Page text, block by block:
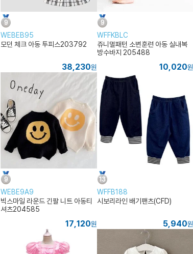
WEBEB95
모던 체크 아동 투피스203792
38,230원
WFFKBLC
쥬니멀패턴 소변훈련 아동 실내복
방수바지 205488
10,020원
WEBE9A9
빅스마일 라운드 긴팔 니트 아동티
셔츠204585
17,120원
WFFB188
시보리라인 배기팬츠(CFD)
5,940원